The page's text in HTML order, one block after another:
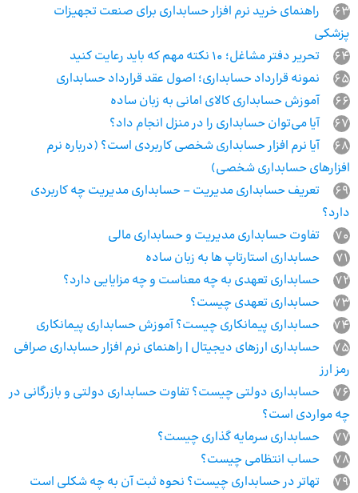
63
راهنمای خرید نرم افزار حسابداری برای صنعت تجهیزات
پزشکی
64
تحریر دفتر مشاغل؛ 10 نکته مهم که باید رعایت کنید
65
نمونه قرارداد حسابداری؛ اصول عقد قرارداد حسابداری
66
آموزش حسابداری کالای امانی به زبان ساده
67
آیا می‌توان حسابداری را در منزل انجام داد؟
68
آیا نرم افزار حسابداری شخصی کاربردی است؟ (درباره نرم
افزارهای حسابداری شخصی)
69
تعریف حسابداری مدیریت – حسابداری مدیریت چه کاربردی
دارد؟
70
تفاوت حسابداری مدیریت و حسابداری مالی
71
حسابداری استارتاپ ها به زبان ساده
72
حسابداری تعهدی به چه معناست و چه مزایایی دارد؟
73
حسابداری تعهدی چیست؟
74
حسابداری پیمانکاری چیست؟ آموزش حسابداری پیمانکاری
75
حسابداری ارزهای دیجیتال | راهنمای نرم افزار حسابداری صرافی
رمز ارز
76
حسابداری دولتی چیست؟ تفاوت حسابداری دولتی و بازرگانی در
چه مواردی است؟
77
حسابداری سرمایه گذاری چیست؟
78
حساب انتظامی چیست؟
79
تهاتر در حسابداری چیست؟ نحوه ثبت آن به چه شکلی است